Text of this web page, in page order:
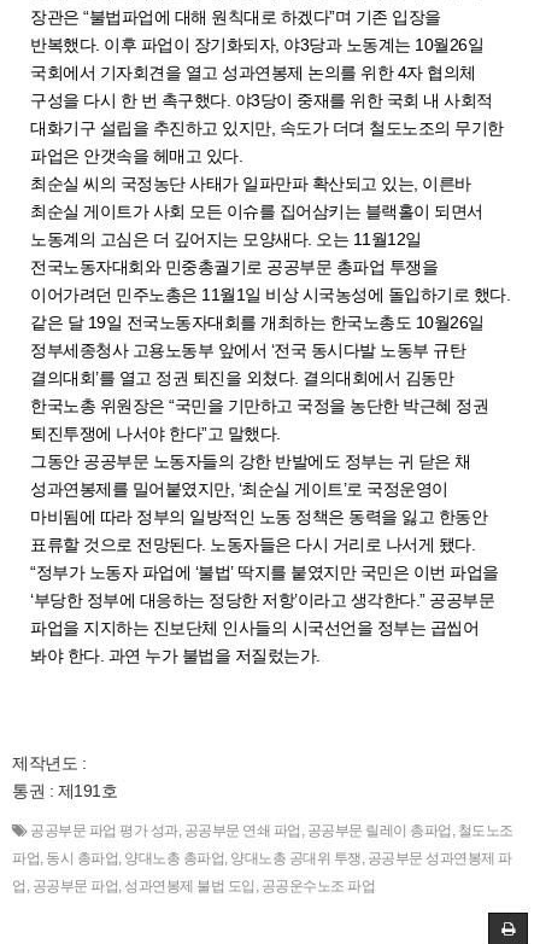
장관은 “불법파업에 대해 원칙대로 하겠다”며 기존 입장을
반복했다. 이후 파업이 장기화되자, 야3당과 노동계는 10월26일
국회에서 기자회견을 열고 성과연봉제 논의를 위한 4자 협의체
구성을 다시 한 번 촉구했다. 야3당이 중재를 위한 국회 내 사회적
대화기구 설립을 추진하고 있지만, 속도가 더뎌 철도노조의 무기한
파업은 안갯속을 헤매고 있다.
최순실 씨의 국정농단 사태가 일파만파 확산되고 있는, 이른바
최순실 게이트가 사회 모든 이슈를 집어삼키는 블랙홀이 되면서
노동계의 고심은 더 깊어지는 모양새다. 오는 11월12일
전국노동자대회와 민중총궐기로 공공부문 총파업 투쟁을
이어가려던 민주노총은 11월1일 비상 시국농성에 돌입하기로 했다.
같은 달 19일 전국노동자대회를 개최하는 한국노총도 10월26일
정부세종청사 고용노동부 앞에서 ‘전국 동시다발 노동부 규탄
결의대회’를 열고 정권 퇴진을 외쳤다. 결의대회에서 김동만
한국노총 위원장은 “국민을 기만하고 국정을 농단한 박근혜 정권
퇴진투쟁에 나서야 한다”고 말했다.
그동안 공공부문 노동자들의 강한 반발에도 정부는 귀 닫은 채
성과연봉제를 밀어붙였지만, ‘최순실 게이트’로 국정운영이
마비됨에 따라 정부의 일방적인 노동 정책은 동력을 잃고 한동안
표류할 것으로 전망된다. 노동자들은 다시 거리로 나서게 됐다.
“정부가 노동자 파업에 ‘불법’ 딱지를 붙였지만 국민은 이번 파업을
‘부당한 정부에 대응하는 정당한 저항’이라고 생각한다.” 공공부문
파업을 지지하는 진보단체 인사들의 시국선언을 정부는 곱씹어
봐야 한다. 과연 누가 불법을 저질렀는가.
제작년도 :
통권 : 제191호
공공부문 파업 평가 성과, 공공부문 연쇄 파업 , 공공부문 릴레이 총파업 , 철도노조
파업, 동시 총파업, 양대노총 총파업, 양대노총 공대위 투쟁, 공공부문 성과연봉제 파
업 , 공공부문 파업, 성과연봉제 불법 도입 , 공공운수노조 파업